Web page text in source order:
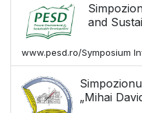
and
www.pesd.ro/Symposium
„Mihai